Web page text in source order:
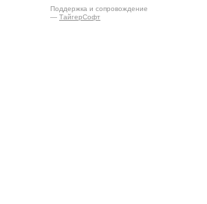
Поддержка и сопровождение
— ТайгерСофт